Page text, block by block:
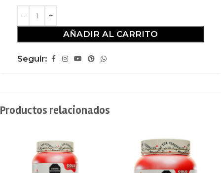
AÑADIR AL CARRITO
Seguir:
Productos relacionados